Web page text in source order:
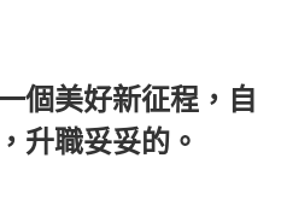
個美好新征程，自
升職妥妥的。